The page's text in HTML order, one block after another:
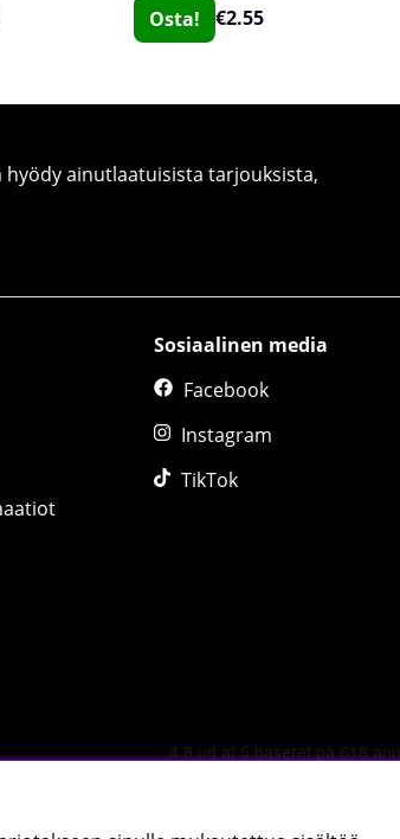
Osta! €2.55
ainutlaatuisista tarjouksista,
Sosiaalinen media
Facebook
Instagram
TikTok